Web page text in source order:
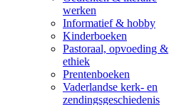
werken
Informatief & hobby
Kinderboeken
Pastoraal, opvoeding &
ethiek
Prentenboeken
Vaderlandse kerk- en
zendingsgeschiedenis